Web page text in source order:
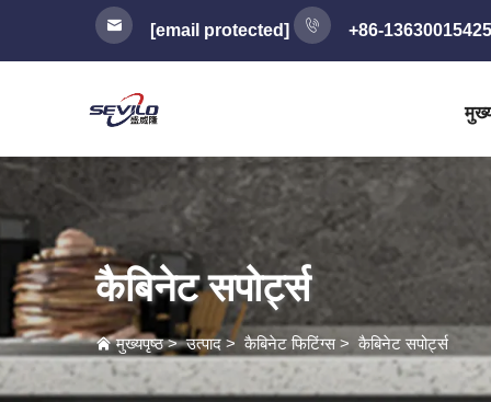
[email protected] +86-13630015425
कैबिनेट सपोर्ट्स
मुख्यपृष्ठ>उत्पाद>कैबिनेट फिटिंग्स > कैबिनेट सपोर्ट्स